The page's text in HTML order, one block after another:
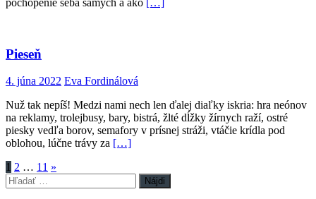
Pieseň
4. júna 2022 Eva Fordinálová
Nuž tak nepíš! Medzi nami nech len ďalej diaľky iskria: hra neónov
na reklamy, trolejbusy, bary, bistrá, žlté dĺžky žírnych raží, ostré
piesky vedľa borov, semafory v prísnej stráži, vtáčie krídla pod
oblohou, lúčne trávy za […]
Stránkovanie
príspevkov
1 2 … 11 »
Hľadať: